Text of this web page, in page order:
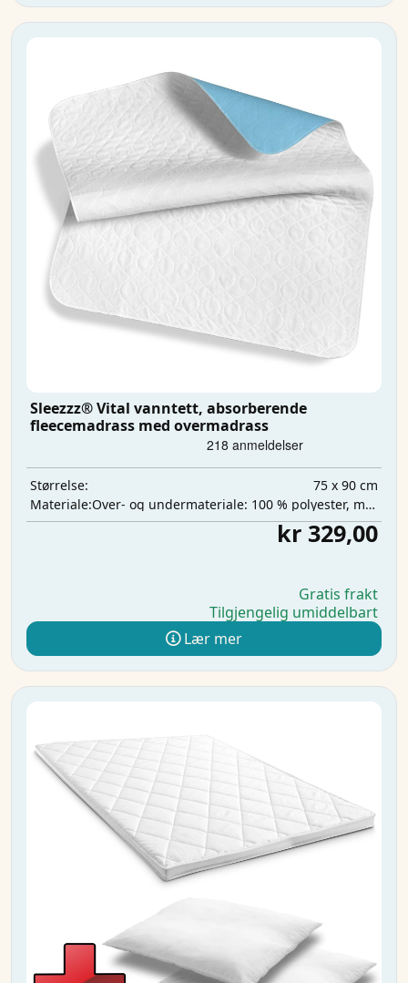
Sleezzz® Vital vanntett, absorberende
fleecemadrass med overmadrass
Størrelse:
75 x 90 cm
Materiale:
Over- og undermateriale: 100 % polyester, mellomlag: 100 % polyuretan, absorberende lag: 100 % polyester
kr 329,00
Gratis frakt
Tilgjengelig umiddelbart
Lær mer